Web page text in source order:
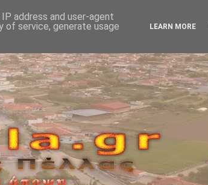
address and user-agent
of service, generate usage
LEARN MORE